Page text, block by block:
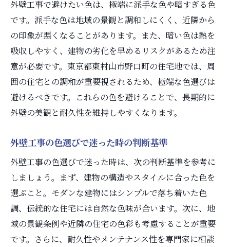
外壁工事で避けたい色は、極端に派手な色や暗すぎる色
です。派手な色は地域の景観と調和しにくく、近隣から
の印象が悪くなることがあります。また、暗い色は熱を
吸収しやすく、建物の劣化を早めるリスクがあるため注
意が必要です。東京都東村山市野口町の住宅地では、周
囲の住宅との調和が重要視されるため、極端な色選びは
避けるべきです。これらの色を避けることで、長期的に
外壁の美観と耐久性を維持しやすくなります。
外壁工事の色選びで迷った時の判断基準
外壁工事の色選びで迷った時は、次の判断基準を参考に
しましょう。まず、建物の構造やスタイルに合った色を
選ぶこと。モダンな建物にはシンプルで落ち着いた色
調、伝統的な住宅には自然な色味が合います。次に、地
域の景観条例や近隣の住宅の色彩も考慮することが重要
です。さらに、耐久性やメンテナンス性を専門家に相談